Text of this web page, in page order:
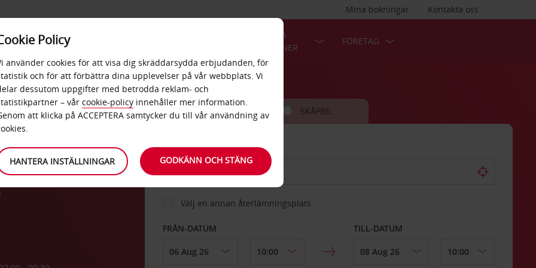
Kontakta oss
Mina bokningar
ERBJUDANDEN
POPULÄRA
DESTINATIONER
FÖRETAG
BIL SKÅPBIL
HÄMTA FRÅN
Välj en annan återlämningsplats
FRÅN-DATUM TILL-DATUM
Policy
använder cookies för att visa dig skräddarsydda erbjudanden, för
och för att förbättra dina upplevelser på vår webbplats. Vi
dessutom uppgifter med betrodda reklam- och
– vår cookie-policy innehåller mer information.
att klicka på ACCEPTERA samtycker du till vår användning av
HANTERA INSTÄLLNINGAR GODKÄNN OCH STÄNG